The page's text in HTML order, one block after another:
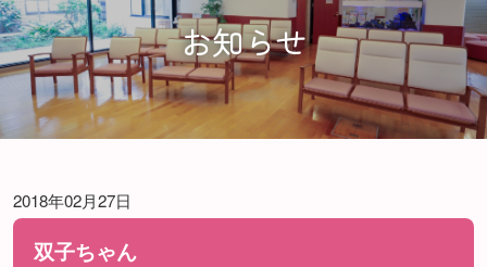
お知らせ
2018年02月27日
双子ちゃん